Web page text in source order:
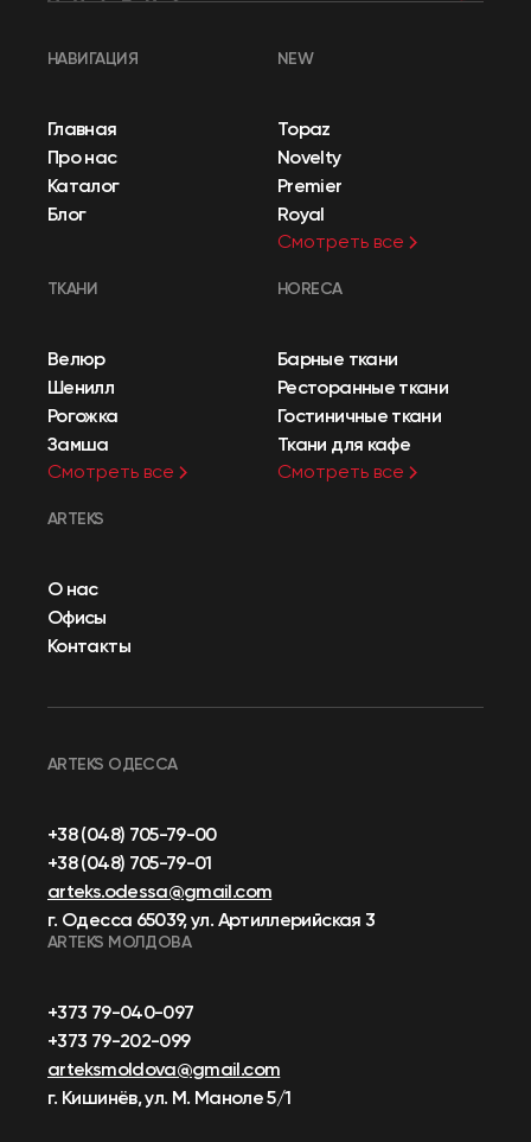
НАВИГАЦИЯ
Главная
Про нас
Каталог
Блог
NEW
Topaz
Novelty
Premier
Royal
Смотреть все
ТКАНИ
Велюр
Шенилл
Рогожка
Замша
Смотреть все
HORECA
Барные ткани
Ресторанные ткани
Гостиничные ткани
Ткани для кафе
Смотреть все
ARTEKS
О нас
Офисы
Контакты
ARTEKS ОДЕССА
+38 (048) 705-79-00
+38 (048) 705-79-01
arteks.odessa@gmail.com
г. Одесса 65039, ул. Артиллерийская 3
ARTEKS МОЛДОВА
+373 79-040-097
+373 79-202-099
arteksmoldova@gmail.com
г. Кишинёв, ул. М. Маноле 5/1